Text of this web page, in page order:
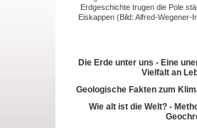
Erdgeschichte trugen die Pole
Eiskappen (Bild: Alfred-Wegener-
Die Erde unter uns - Eine
Vielfalt an
Geologische Fakten zum
Wie alt ist die Welt? -